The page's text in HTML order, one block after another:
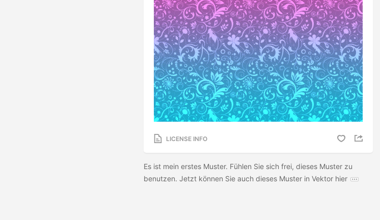
LICENSE INFO
Es ist mein erstes Muster. Fühlen Sie sich frei, dieses Muster zu
benutzen. Jetzt können Sie auch dieses Muster in Vektor hier